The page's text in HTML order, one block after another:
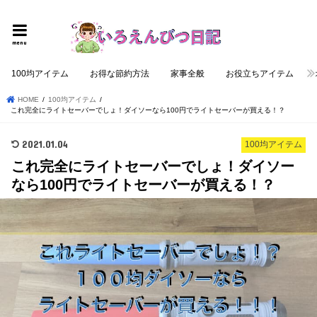
menu
100均アイテム お得な節約方法 家事全般 お役立ちアイテム
HOME
100均アイテム
これ完全にライトセーバーでしょ！ダイソーなら100円でライトセーバーが買える！？
100均アイテム
2021.01.04
これ完全にライトセーバーでしょ！ダイソー
なら100円でライトセーバーが買える！？